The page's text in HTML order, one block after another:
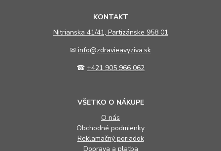
KONTAKT
Nitrianska 41/41, Partizánske 958 01
✉ info@zdravieavyziva.sk
☎ +421 905 966 062
VŠETKO O NÁKUPE
O nás
Obchodné podmienky
Reklamačný poriadok
Doprava a platba